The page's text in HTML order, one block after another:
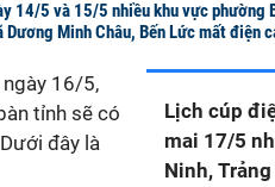
14/5 và 15/5 nhiều khu vực phường
Minh Châu, Bến Lức mất điện
Lịch cúp
mai 17/5
Ninh,
ngày 16/5,
tỉnh sẽ có
đây là